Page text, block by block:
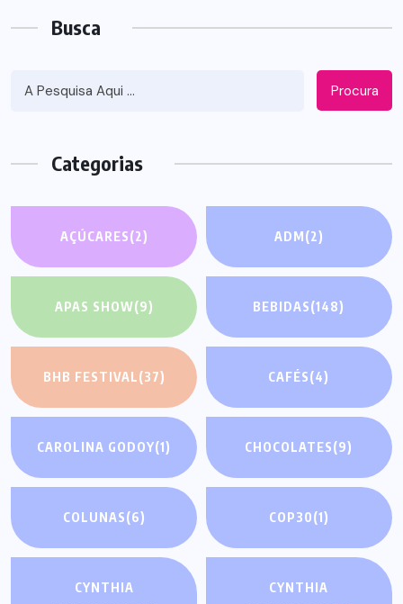
Busca
Procura
Categorias
AÇÚCARES(2) ADM(2)
APAS SHOW(9) BEBIDAS(148)
BHB FESTIVAL(37) CAFÉS(4)
CAROLINA GODOY(1) CHOCOLATES(9)
COLUNAS(6) COP30(1)
CYNTHIA
CYNTHIA